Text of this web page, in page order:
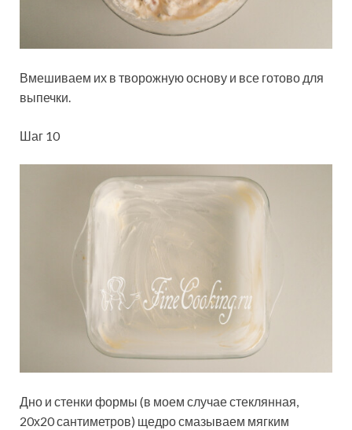
Вмешиваем их в творожную основу и все готово для
выпечки.
Шаг 10
Дно и стенки формы (в моем случае стеклянная,
20х20 сантиметров) щедро смазываем мягким